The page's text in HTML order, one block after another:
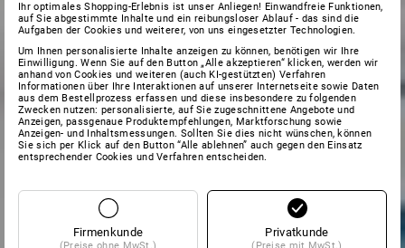
Ihr optimales Shopping-Erlebnis ist unser Anliegen! Einwandfreie Funktionen,
auf Sie abgestimmte Inhalte und ein reibungsloser Ablauf - das sind die
Aufgaben der Cookies und weiterer, von uns eingesetzter Technologien.
Um Ihnen personalisierte Inhalte anzeigen zu können, benötigen wir Ihre
Einwilligung. Wenn Sie auf den Button „Alle akzeptieren“ klicken, werden wir
anhand von Cookies und weiteren (auch KI-gestützten) Verfahren
Informationen über Ihre Interaktionen auf unserer Internetseite sowie Daten
aus dem Bestellprozess erfassen und diese insbesondere zu folgenden
Zwecken nutzen: personalisierte, auf Sie zugeschnittene Angebote und
Anzeigen, passgenaue Produktempfehlungen, Marktforschung sowie
Anzeigen- und Inhaltsmessungen. Sollten Sie dies nicht wünschen, können
Sie sich per Klick auf den Button “Alle ablehnen” auch gegen den Einsatz
entsprechender Cookies und Verfahren entscheiden.
Firmenkunde Privatkunde